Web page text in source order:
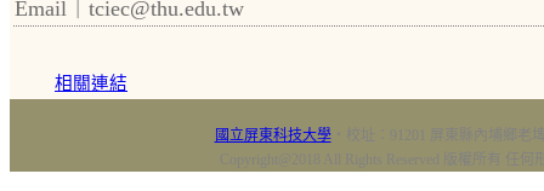
Email｜tciec@thu.edu.tw
相關連結
國立屏東科技大學‧校址：91201 屏東縣內埔鄉老